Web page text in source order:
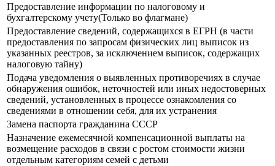
Предоставление информации по налоговому и
бухгалтерскому учету(Только во флагмане)
Предоставление сведений, содержащихся в ЕГРН (в части
предоставления по запросам физических лиц выписок из
указанных реестров, за исключением выписок, содержащих
налоговую тайну)
Подача уведомления о выявленных противоречиях в случае
обнаружения ошибок, неточностей или иных недостоверных
сведений, установленных в процессе ознакомления со
сведениями в отношении себя, для их устранения
Замена паспорта гражданина СССР
Назначение ежемесячной компенсационной выплаты на
возмещение расходов в связи с ростом стоимости жизни
отдельным категориям семей с детьми